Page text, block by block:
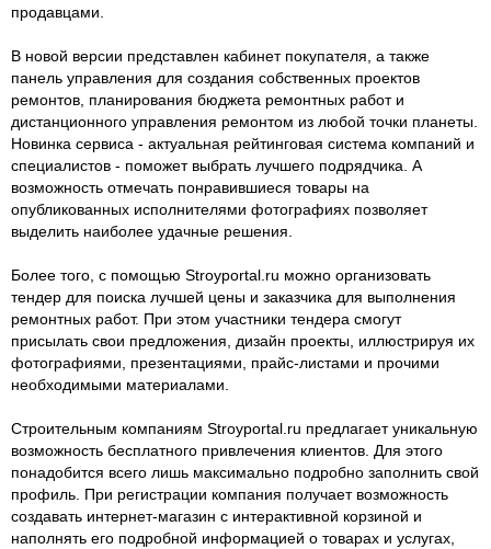
продавцами.
В новой версии представлен кабинет покупателя, а также
панель управления для создания собственных проектов
ремонтов, планирования бюджета ремонтных работ и
дистанционного управления ремонтом из любой точки планеты.
Новинка сервиса - актуальная рейтинговая система компаний и
специалистов - поможет выбрать лучшего подрядчика. А
возможность отмечать понравившиеся товары на
опубликованных исполнителями фотографиях позволяет
выделить наиболее удачные решения.
Более того, с помощью Stroyportal.ru можно организовать
тендер для поиска лучшей цены и заказчика для выполнения
ремонтных работ. При этом участники тендера смогут
присылать свои предложения, дизайн проекты, иллюстрируя их
фотографиями, презентациями, прайс-листами и прочими
необходимыми материалами.
Строительным компаниям Stroyportal.ru предлагает уникальную
возможность бесплатного привлечения клиентов. Для этого
понадобится всего лишь максимально подробно заполнить свой
профиль. При регистрации компания получает возможность
создавать интернет-магазин с интерактивной корзиной и
наполнять его подробной информацией о товарах и услугах,